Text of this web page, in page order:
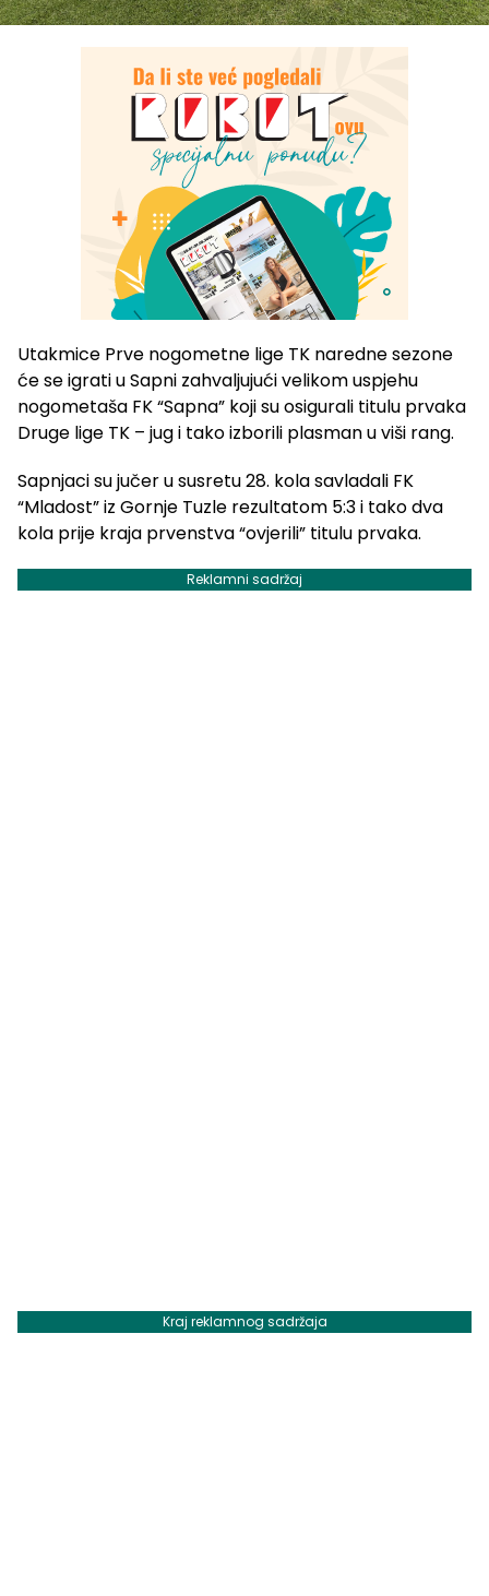
Utakmice Prve nogometne lige TK naredne sezone
će se igrati u Sapni zahvaljujući velikom uspjehu
nogometaša FK “Sapna” koji su osigurali titulu prvaka
Druge lige TK – jug i tako izborili plasman u viši rang.
Sapnjaci su jučer u susretu 28. kola savladali FK
“Mladost” iz Gornje Tuzle rezultatom 5:3 i tako dva
kola prije kraja prvenstva “ovjerili” titulu prvaka.
Reklamni sadržaj
Kraj reklamnog sadržaja